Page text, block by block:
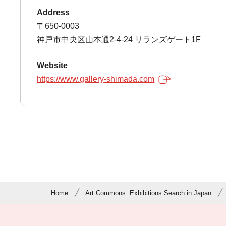
Address
〒650-0003
神戸市中央区山本通2-4-24 リランズゲート1F
Website
https://www.gallery-shimada.com
Home Art Commons: Exhibitions Search in Japan